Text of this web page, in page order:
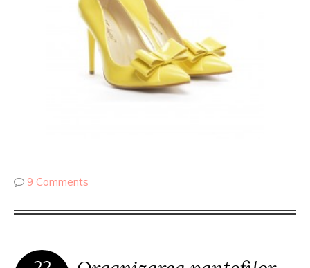
9 Comments